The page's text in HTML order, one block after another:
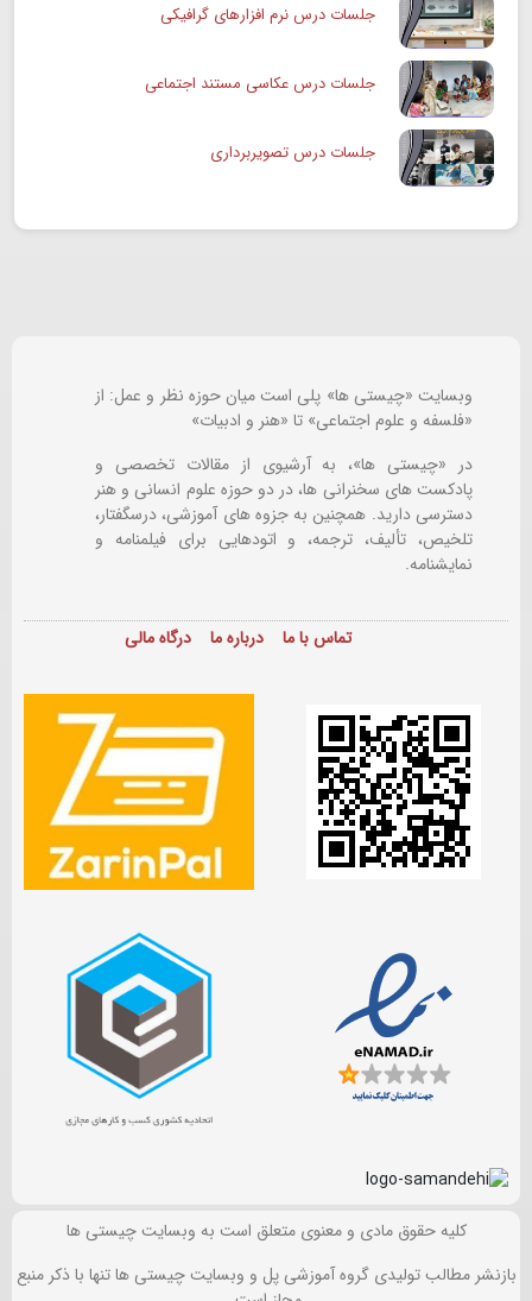
جلسات درس نرم افزارهای گرافیکی
جلسات درس عکاسی مستند اجتماعی
جلسات درس تصویربرداری
وبسایت «چیستی ها» پلی است میان حوزه نظر و عمل: از
«فلسفه و علوم اجتماعی» تا «هنر و ادبیات»
در «چیستی ها»، به آرشیوی از مقالات تخصصی و
پادکست های سخنرانی ها، در دو حوزه علوم انسانی و هنر
دسترسی دارید. همچنین به جزوه های آموزشی، درسگفتار،
تلخیص، تألیف، ترجمه، و اتودهایی برایفیلمنامه و
نمایشنامه.
تماس با ما درباره ما درگاه مالی
کلیه حقوق مادی و معنوی متعلق است به وبسایت چیستی ها
بازنشر مطالب تولیدی گروه آموزشی پل و وبسایت چیستی ها تنها با ذکر منبع